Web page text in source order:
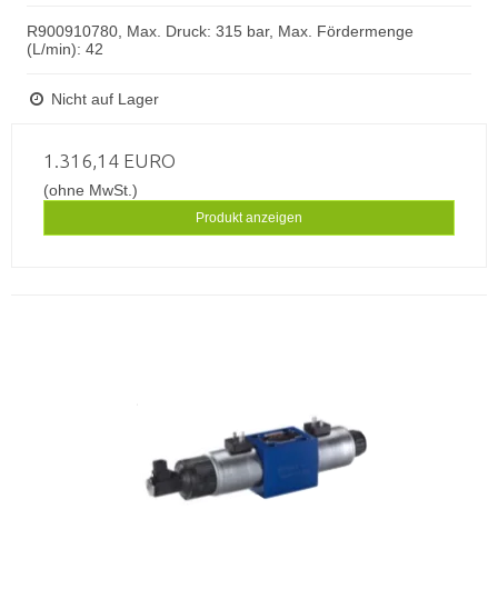
R900910780, Max. Druck: 315 bar, Max. Fördermenge
(L/min): 42
Nicht auf Lager
1.316,14 EURO
(ohne MwSt.)
Produkt anzeigen